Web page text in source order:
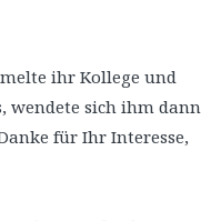
ihr Kollege und
wendete sich ihm dann
für Ihr Interesse,